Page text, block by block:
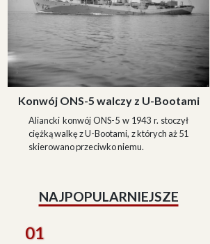
Konwój ONS-5 walczy z U-Bootami
Aliancki konwój ONS-5 w 1943 r. stoczył
ciężką walkę z U-Bootami, z których aż 51
skierowano przeciwko niemu.
NAJPOPULARNIEJSZE
01